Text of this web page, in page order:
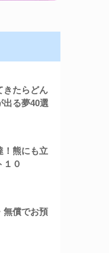
きたらどん
出る夢40選
！熊にも立
１０
無償でお預